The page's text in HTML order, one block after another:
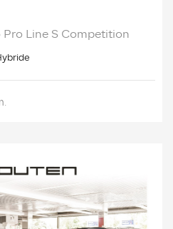
Pro Line S Competition